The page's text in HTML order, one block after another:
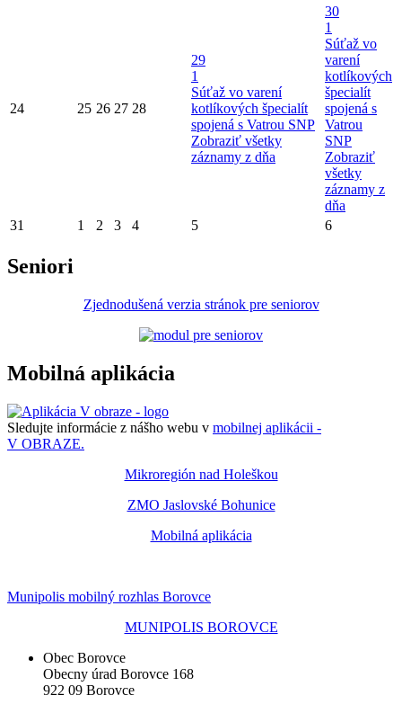
24 25 26 27 28
29
1
Súťaž vo varení
kotlíkových špecialít
spojená s Vatrou SNP
Zobraziť všetky
záznamy z dňa
30
1
Súťaž vo
varení
kotlíkových
špecialít
spojená s
Vatrou
SNP
Zobraziť
všetky
záznamy z
dňa
31
1 2 3 4 5 6
Seniori
Zjednodušená verzia stránok pre seniorov
Mobilná aplikácia
Sledujte informácie z nášho webu v mobilnej aplikácii -
V OBRAZE.
Mikroregión nad Holeškou
ZMO Jaslovské Bohunice
Mobilná aplikácia
Munipolis mobilný rozhlas Borovce
MUNIPOLIS BOROVCE
Obec Borovce
Obecny úrad Borovce 168
922 09 Borovce